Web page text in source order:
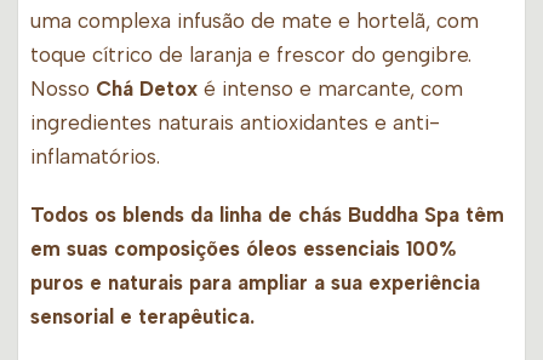
uma complexa infusão de mate e hortelã, com
toque cítrico de laranja e frescor do gengibre.
Nosso Chá Detox é intenso e marcante, com
ingredientes naturais antioxidantes e anti-
inflamatórios.
Todos os blends da linha de chás Buddha Spa têm
em suas composições óleos essenciais 100%
puros e naturais para ampliar a sua experiência
sensorial e terapêutica.